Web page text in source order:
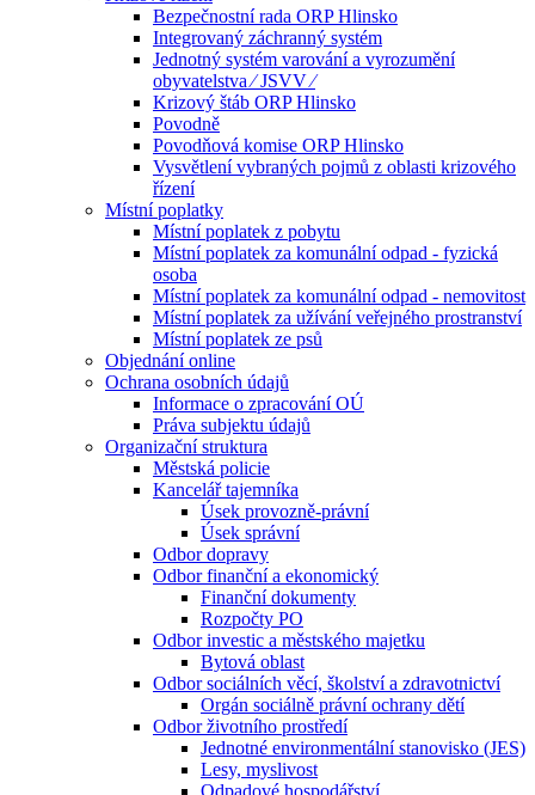
Bezpečnostní rada ORP Hlinsko
Integrovaný záchranný systém
Jednotný systém varování a vyrozumění
obyvatelstva ⁄ JSVV ⁄
Krizový štáb ORP Hlinsko
Povodně
Povodňová komise ORP Hlinsko
Vysvětlení vybraných pojmů z oblasti krizového
řízení
Místní poplatky
Místní poplatek z pobytu
Místní poplatek za komunální odpad - fyzická
osoba
Místní poplatek za komunální odpad - nemovitost
Místní poplatek za užívání veřejného prostranství
Místní poplatek ze psů
Objednání online
Ochrana osobních údajů
Informace o zpracování OÚ
Práva subjektu údajů
Organizační struktura
Městská policie
Kancelář tajemníka
Úsek provozně-právní
Úsek správní
Odbor dopravy
Odbor finanční a ekonomický
Finanční dokumenty
Rozpočty PO
Odbor investic a městského majetku
Bytová oblast
Odbor sociálních věcí, školství a zdravotnictví
Orgán sociálně právní ochrany dětí
Odbor životního prostředí
Jednotné environmentální stanovisko (JES)
Lesy, myslivost
Odpadové hospodářství